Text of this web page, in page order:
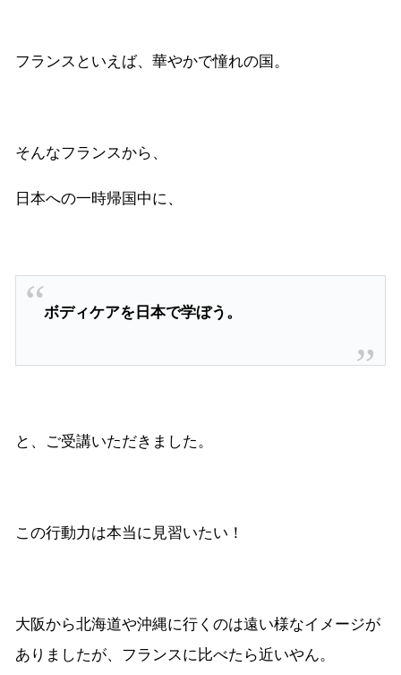
フランスといえば、華やかで憧れの国。
そんなフランスから、
日本への一時帰国中に、
ボディケアを日本で学ぼう。
と、ご受講いただきました。
この行動力は本当に見習いたい！
大阪から北海道や沖縄に行くのは遠い様なイメージが
ありましたが、フランスに比べたら近いやん。